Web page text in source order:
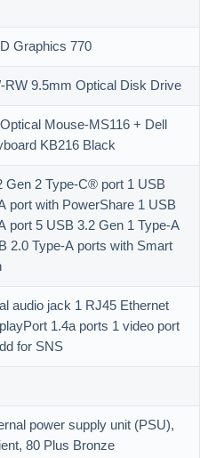
Graphics 770
RW 9.5mm Optical Disk Drive
Mouse-MS116 + Dell
KB216 Black
Gen 2 Type-C® port 1 USB
port with PowerShare 1 USB
port 5 USB 3.2 Gen 1 Type-A
2.0 Type-A ports with Smart
audio jack 1 RJ45 Ethernet
1.4a ports 1 video port
for SNS
power supply unit (PSU),
80 Plus Bronze